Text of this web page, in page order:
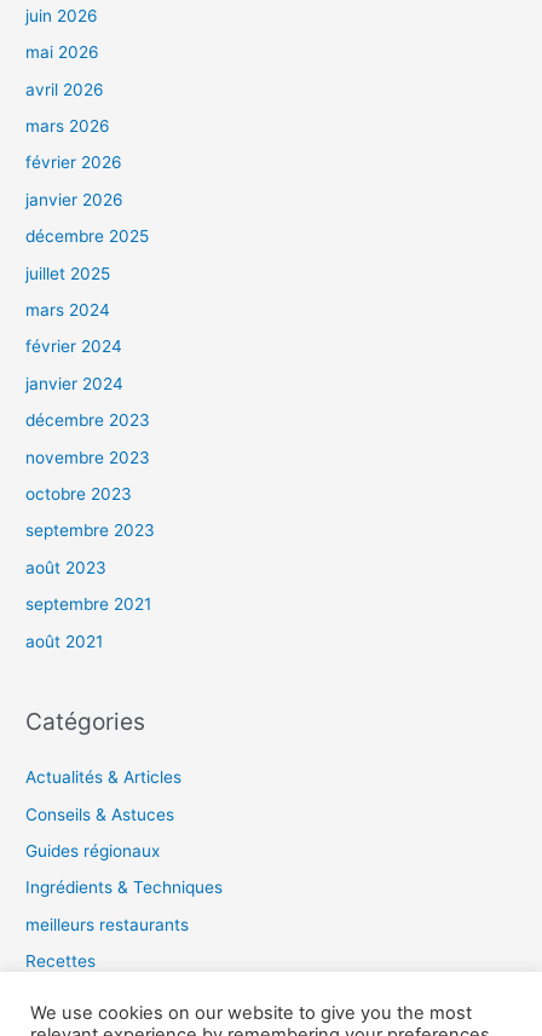
juin 2026
mai 2026
avril 2026
mars 2026
février 2026
janvier 2026
décembre 2025
juillet 2025
mars 2024
février 2024
janvier 2024
décembre 2023
novembre 2023
octobre 2023
septembre 2023
août 2023
septembre 2021
août 2021
Catégories
Actualités & Articles
Conseils & Astuces
Guides régionaux
Ingrédients & Techniques
meilleurs restaurants
Recettes
We use cookies on our website to give you the most